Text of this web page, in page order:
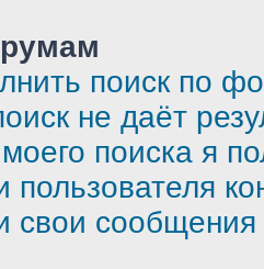
поиск по
не даёт
поиска я
пользователя
свои